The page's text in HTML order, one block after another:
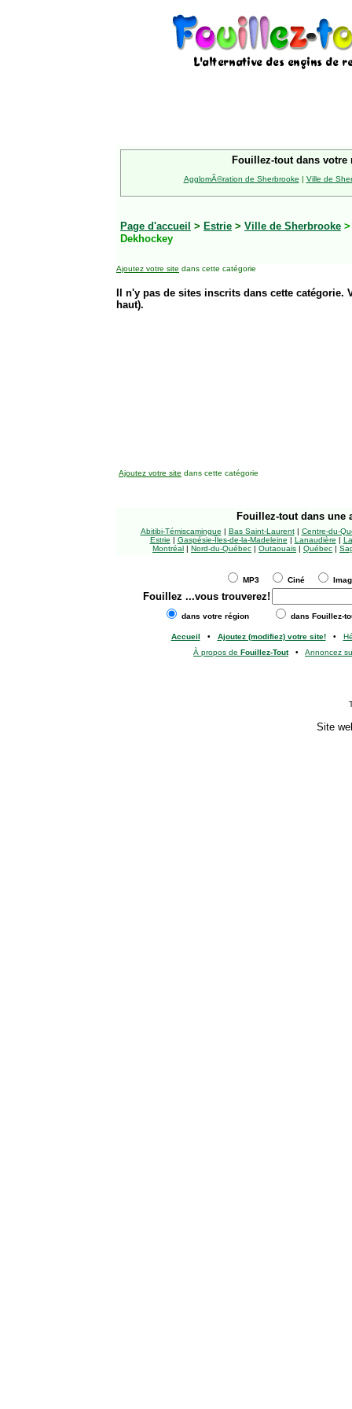
Fouillez-tout dans votre
AgglomÃ©ration de Sherbrooke | Ville de
Page d'accueil > Estrie > Ville de Sherbrooke
Dekhockey
Ajoutez votre site dans cette catégorie
Il n'y pas de sites inscrits dans cette
haut).
Ajoutez votre site dans cette catégorie
Fouillez-tout dans une
Abitibi-Témiscamingue | Bas Saint-Laurent| Centre-du-
Estrie | Gaspésie-Îles-de-la-Madeleine | Lanaudière |
Montréal | Nord-du-Québec | Outaouais | Québec |
MP3 Ciné
Fouillez ...vous trouverez!
dans votre région dans Fouillez-
Accueil • Ajoutez (modifiez) votre site!•
À propos de Fouillez-Tout• Annoncez
Site